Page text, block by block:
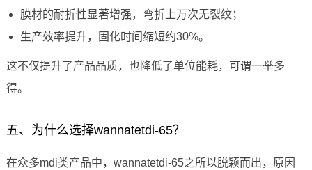
膜材的耐折性显著增强，弯折上万次无裂纹；
生产效率提升，固化时间缩短约30%。
这不仅提升了产品品质，也降低了单位能耗，可谓一举多
得。
五、为什么选择wannatetdi-65？
在众多mdi类产品中，wannatetdi-65之所以脱颖而出，原因